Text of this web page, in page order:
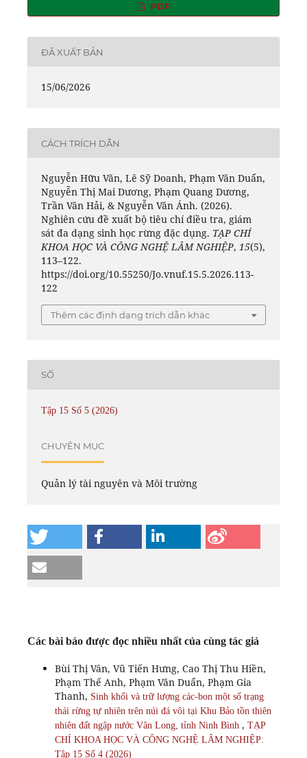
PDF
ĐÃ XUẤT BẢN
15/06/2026
CÁCH TRÍCH DẪN
Nguyễn Hữu Văn, Lê Sỹ Doanh, Phạm Văn Duẩn,
Nguyễn Thị Mai Dương, Phạm Quang Dương,
Trần Văn Hải, & Nguyễn Văn Ánh. (2026).
Nghiên cứu đề xuất bộ tiêu chí điều tra, giám
sát đa dạng sinh học rừng đặc dụng. TẠP CHÍ
KHOA HỌC VÀ CÔNG NGHỆ LÂM NGHIỆP, 15(5),
113–122.
https://doi.org/10.55250/Jo.vnuf.15.5.2026.113-
122
Thêm các định dạng trích dẫn khác
SỐ
Tập 15 Số 5 (2026)
CHUYÊN MỤC
Quản lý tài nguyên và Môi trường
Các bài báo được đọc nhiều nhất của cùng tác giả
Bùi Thị Vân, Vũ Tiến Hưng, Cao Thị Thu Hiền,
Phạm Thế Anh, Phạm Văn Duẩn, Phạm Gia
Thanh, Sinh khối và trữ lượng các-bon một số trạng
thái rừng tự nhiên trên núi đá vôi tại Khu Bảo tồn thiên
nhiên đất ngập nước Vân Long, tỉnh Ninh Bình , TẠP
CHÍ KHOA HỌC VÀ CÔNG NGHỆ LÂM NGHIỆP:
Tập 15 Số 4 (2026)